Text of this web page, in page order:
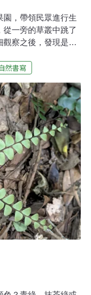
園，帶領民眾進行生
一旁的草叢中跳了
觀察之後，發現是一
板，展示澤蛙的照
片展示的澤蛙是有明
有背中線的個體，我
吳宗憲）。這是因為
的差異非常大，就
「澤蛙」吧！澤蛙在
員，該分類在台灣可
、虎皮蛙與福建大頭
徵，就是在背部都有
體型最大，其次是海
。除了體型差異外，
然書寫